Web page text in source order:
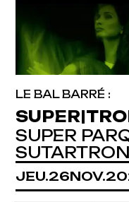
LE BAL BARRÉ :
SUPER
JEUDI
JEU.26NOV.